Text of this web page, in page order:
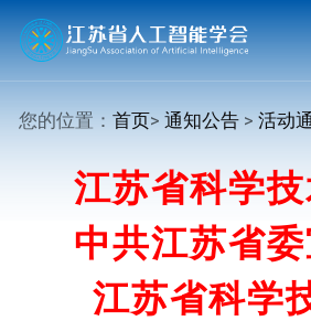
您的位置：首页>通知公告 >活动
江苏省科学
中共江苏省
江苏省科学